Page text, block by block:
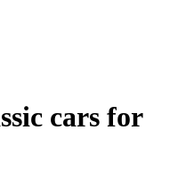
cars for